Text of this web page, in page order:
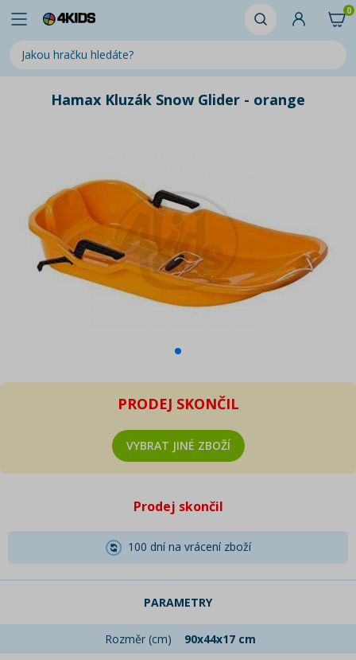
0
Hamax Kluzák Snow Glider - orange
PRODEJ SKONČIL
VYBRAT JINÉ ZBOŽÍ
Prodej skončil
100 dní na vrácení zboží
PARAMETRY
Rozměr (cm)
90x44x17 cm